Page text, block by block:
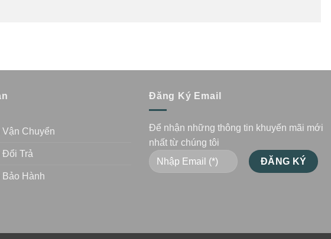
Chuyển
Đổi Trả
Hành
Đăng Ký Email
Để nhận những thông tin khuyến mãi mới
nhất từ chúng tôi